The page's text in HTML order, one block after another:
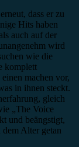
erneut, dass er zu
Hits haben
auch auf der
wird
wie die
komplett
machen vor,
in ihnen steckt.
gleich
„The Voice
und beängstigt,
Alter getan